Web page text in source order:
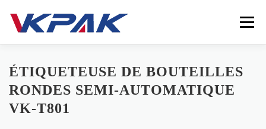
Menu
HOME ÉQUIPEMENT D'EMBALLAGE LIQUIDE
INDUSTRIES
ÉTIQUETEUSE DE BOUTEILLES
RONDES SEMI-AUTOMATIQUE
VK-T801